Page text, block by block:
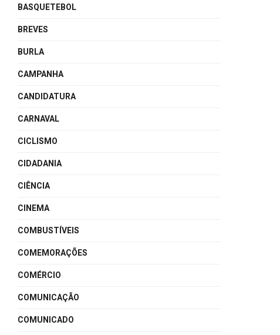
BASQUETEBOL
BREVES
BURLA
CAMPANHA
CANDIDATURA
CARNAVAL
CICLISMO
CIDADANIA
CIÊNCIA
CINEMA
COMBUSTÍVEIS
COMEMORAÇÕES
COMÉRCIO
COMUNICAÇÃO
COMUNICADO